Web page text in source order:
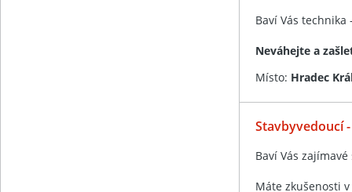
Baví Vás technika
Neváhejte a
Místo: Hradec
Stavbyvedoucí
Baví Vás zajímavé
Máte zkušenosti v